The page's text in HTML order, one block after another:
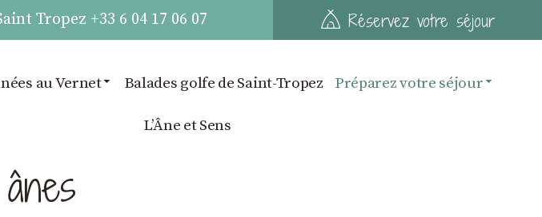
Tropez +33 6 04 17 06 07 Réservez votre séjour
au Vernet Balades golfe de Saint-Tropez Préparez votre séjour
LʼÂne et Sens